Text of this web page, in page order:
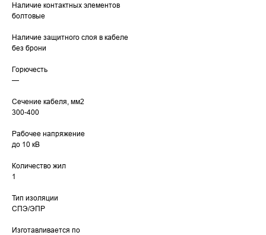
Наличие контактных элементов
болтовые
Наличие защитного слоя в кабеле
без брони
Горючесть
—
Сечение кабеля, мм2
300-400
Рабочее напряжение
до 10 кВ
Количество жил
1
Тип изоляции
СПЭ/ЭПР
Изготавливается по